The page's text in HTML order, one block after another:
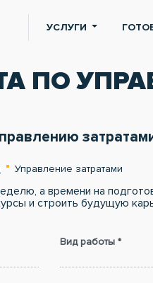
УСЛУГИ
ПО
Управление затратами
а времени на
и строить будущую
Вид работы *